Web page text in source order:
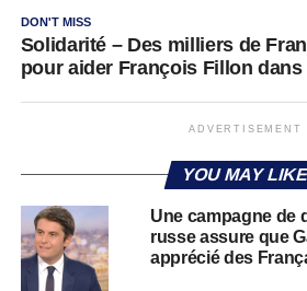
DON'T MISS
Solidarité – Des milliers de
pour aider François Fillon
ADVERTISEMENT
YOU MAY
Une campagne de
russe assure que
apprécié des